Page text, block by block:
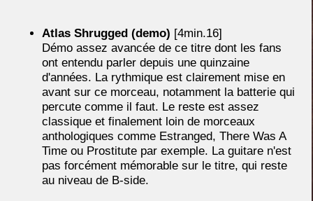
Atlas Shrugged (demo) [4min.16]
Démo assez avancée de ce titre dont les fans
ont entendu parler depuis une quinzaine
d'années. La rythmique est clairement mise en
avant sur ce morceau, notamment la batterie qui
percute comme il faut. Le reste est assez
classique et finalement loin de morceaux
anthologiques comme Estranged, There Was A
Time ou Prostitute par exemple. La guitare n'est
pas forcément mémorable sur le titre, qui reste
au niveau de B-side.